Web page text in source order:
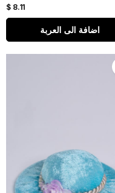
$ 8.11
اضافة الى العربة